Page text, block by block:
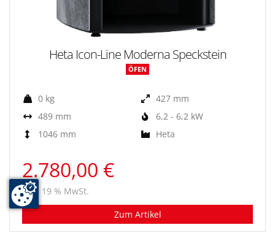
Heta Icon-Line Moderna Speckstein
ÖFEN
0 kg
489 mm
1046 mm
427 mm
6,2 - 6,2 kW
Heta
2.780,00 €
inkl. 19 % MwSt.
Zum Artikel